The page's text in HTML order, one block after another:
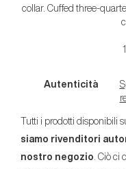
collar. Cuffed three-
Autenticità
Tutti i prodotti disponibili
siamo rivenditori
nostro negozio . Ciò